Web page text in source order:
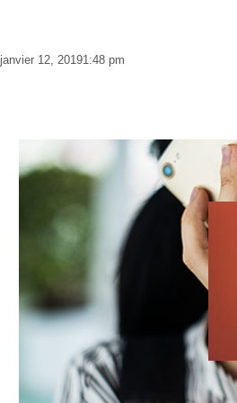
janvier 12, 20191:48 pm